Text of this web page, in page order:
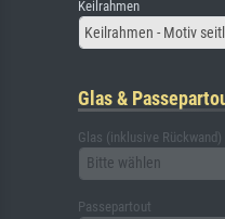
Keilrahmen
Keilrahmen - Motiv
Glas &
Glas (inklusive Rückwand)
Bitte wählen
Passepartout